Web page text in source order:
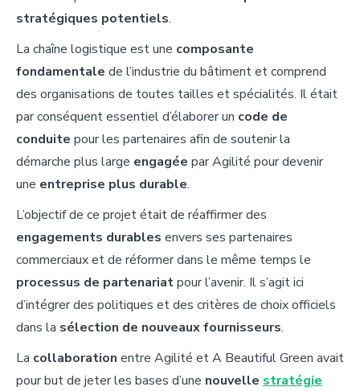
stratégiques potentiels.
La chaîne logistique est une composante
fondamentale de l’industrie du bâtiment et comprend
des organisations de toutes tailles et spécialités. Il était
par conséquent essentiel d’élaborer un code de
conduite pour les partenaires afin de soutenir la
démarche plus large engagée par Agilité pour devenir
une entreprise plus durable.
L’objectif de ce projet était de réaffirmer des
engagements durables envers ses partenaires
commerciaux et de réformer dans le même temps le
processus de partenariatpour l’avenir. Il s’agit ici
d’intégrer des politiques et des critères de choix officiels
dans la sélection de nouveaux fournisseurs.
La collaboration entre Agilité et A Beautiful Green avait
pour but de jeter les bases d’une nouvelle stratégie